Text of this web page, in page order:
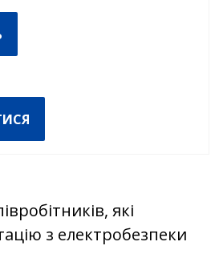
які
з електробезпеки